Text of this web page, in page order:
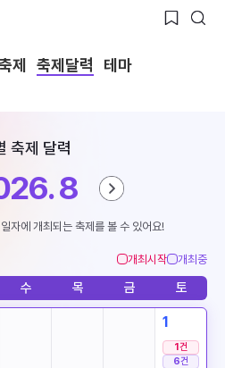
제 축제달력 테마
축제 달력
8
자에 개최되는 축제를 볼 수 있어요!
개최시작 개최중
수 목 금 토
1
1건
6건